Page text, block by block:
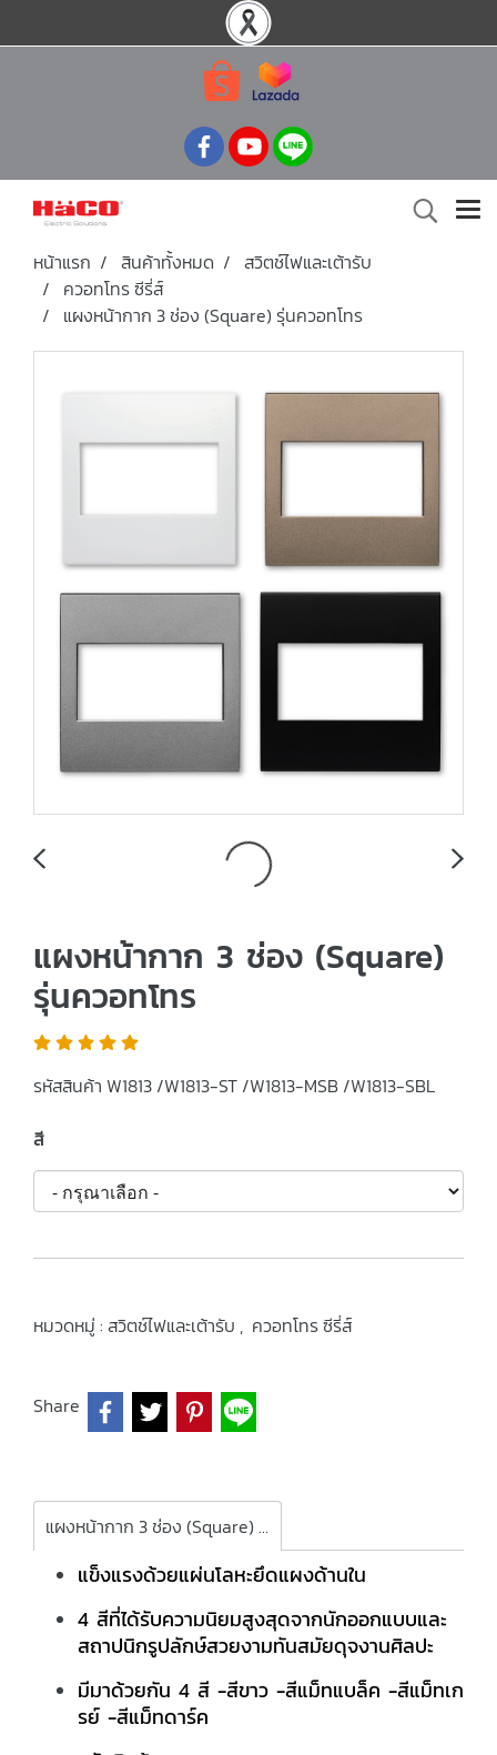
หน้าแรก สินค้าทั้งหมด
สวิตช์ไฟและเต้ารับ
ควอทโทร ซีรี่ส์
แผงหน้ากาก 3 ช่อง (Square) รุ่นควอทโทร
แผงหน้ากาก 3 ช่อง (Square)
รุ่นควอทโทร
รหัสสินค้า W1813 /W1813-ST /W1813-MSB /W1813-SBL
สี
หมวดหมู่ : สวิตช์ไฟและเต้ารับ , ควอทโทร ซีรี่ส์
Share
แผงหน้ากาก 3 ช่อง (Square) รุ่นควอทโทร
แข็งแรงด้วยแผ่นโลหะยึดแผงด้านใน
4 สีที่ได้รับความนิยมสูงสุดจากนักออกแบบและ
สถาปนิกรูปลักษ์สวยงามทันสมัยดุจงานศิลปะ
มีมาด้วยกัน 4 สี -สีขาว -สีแม็ทแบล็ค -สีแม็ทเก
รย์ -สีแม็ทดาร์ค